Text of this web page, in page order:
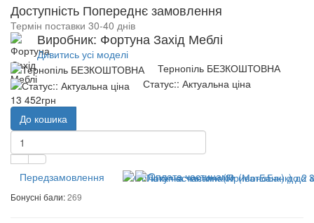
Доступність Попереднє замовлення
Термін поставки 30-40 днів
Виробник: Фортуна Захід Меблі
Дивитись усі моделі
Тернопіль БЕЗКОШТОВНА
Статус:: Актуальна ціна
13 452грн
До кошика
Передзамовлення Оплата частинами
Бонусні бали:269